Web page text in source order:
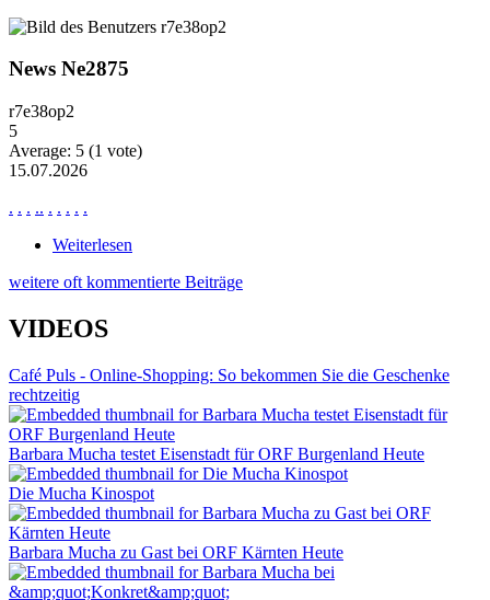
News Ne2875
r7e38op2
5
Average: 5 (1 vote)
15.07.2026
. . . .. . . . . .
Weiterlesen
weitere oft kommentierte Beiträge
VIDEOS
Café Puls - Online-Shopping: So bekommen Sie die Geschenke
rechtzeitig
Barbara Mucha testet Eisenstadt für ORF Burgenland Heute
Die Mucha Kinospot
Barbara Mucha zu Gast bei ORF Kärnten Heute